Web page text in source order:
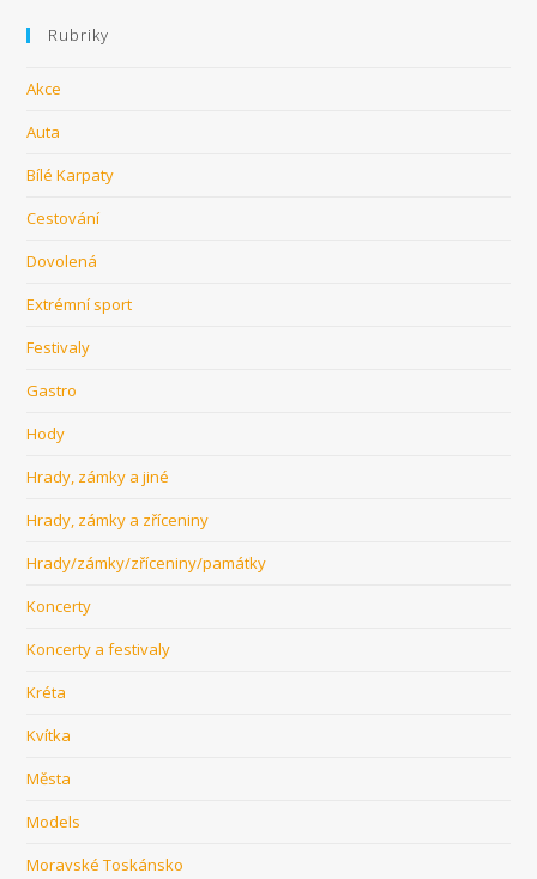
Rubriky
Akce
Auta
Bílé Karpaty
Cestování
Dovolená
Extrémní sport
Festivaly
Gastro
Hody
Hrady, zámky a jiné
Hrady, zámky a zříceniny
Hrady/zámky/zříceniny/památky
Koncerty
Koncerty a festivaly
Kréta
Kvítka
Města
Models
Moravské Toskánsko